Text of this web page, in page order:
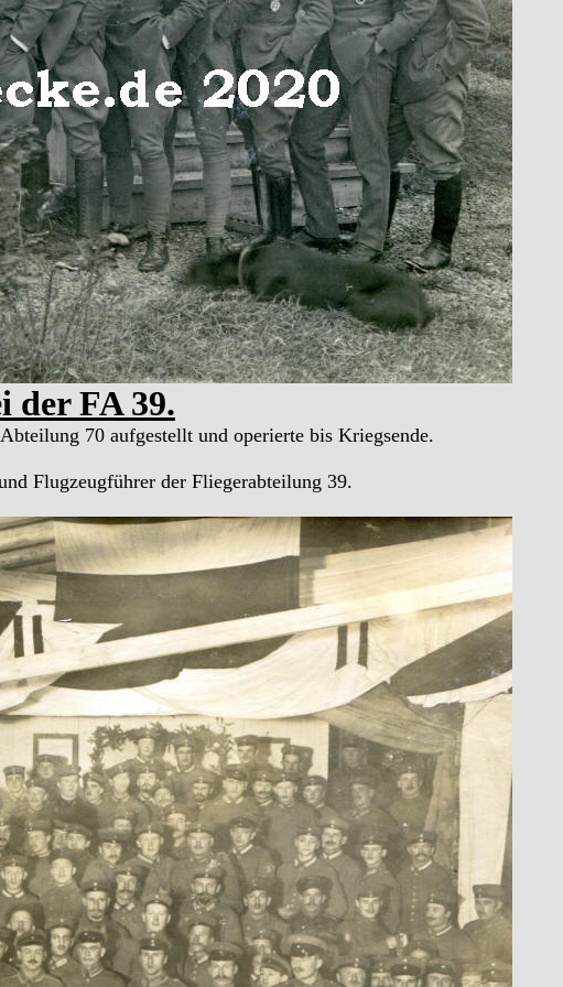
der FA 39.
70 aufgestellt und operierte bis Kriegsende.
Flugzeugführer der Fliegerabteilung 39.